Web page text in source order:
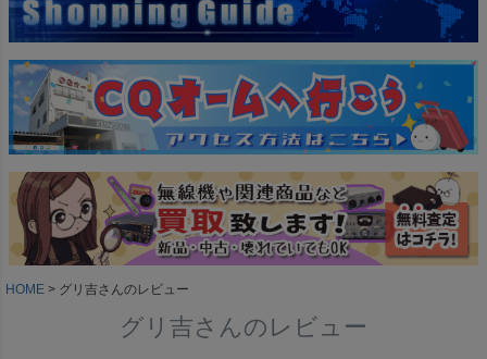
HOME グリ吉さんのレビュー
グリ吉さんのレビュー